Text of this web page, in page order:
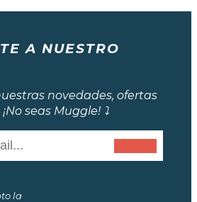
A NUESTRO
novedades, ofertas
seas Muggle! ⤵️
la